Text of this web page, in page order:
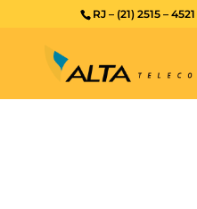
RJ – (21) 2515 –